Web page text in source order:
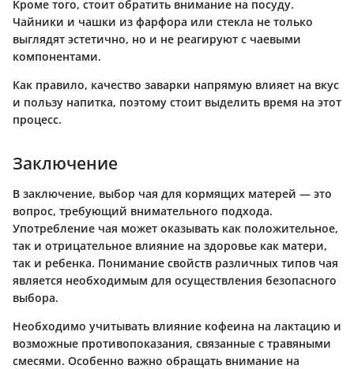
Кроме того, стоит обратить внимание на посуду.
Чайники и чашки из фарфора или стекла не только
выглядят эстетично, но и не реагируют с чаевыми
компонентами.
Как правило, качество заварки напрямую влияет на вкус
и пользу напитка, поэтому стоит выделить время на этот
процесс.
Заключение
В заключение, выбор чая для кормящих матерей — это
вопрос, требующий внимательного подхода.
Употребление чая может оказывать как положительное,
так и отрицательное влияние на здоровье как матери,
так и ребенка. Понимание свойств различных типов чая
является необходимым для осуществления безопасного
выбора.
Необходимо учитывать влияние кофеина на лактацию и
возможные противопоказания, связанные с травяными
смесями. Особенно важно обращать внимание на